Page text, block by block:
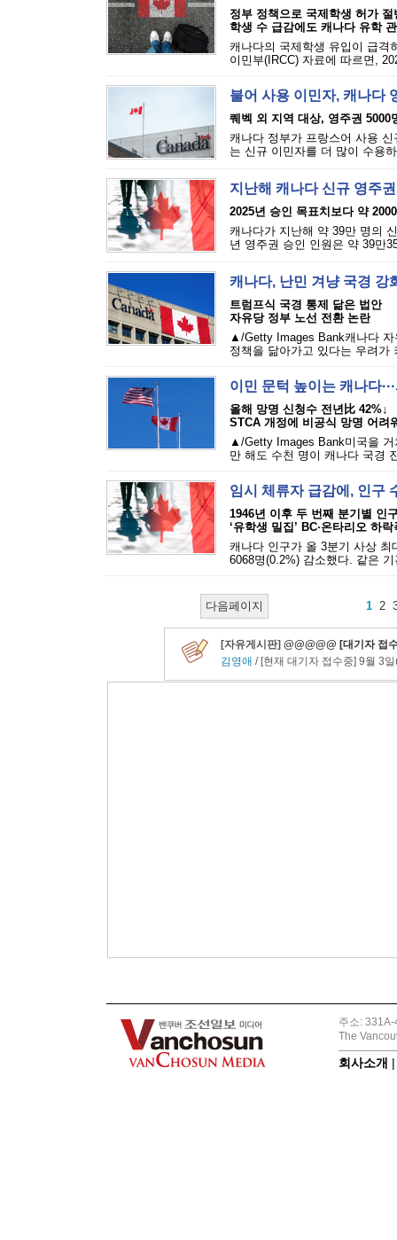
정부 정책으로 국제학생 허가
학생 수 급감에도 캐나다 유학
캐나다의 국제학생 유입이 급격
이민부(IRCC) 자료에 따르면,
불어 사용 이민자, 캐나다
퀘벡 외 지역 대상, 영주권 5000
캐나다 정부가 프랑스어 사용
는 신규 이민자를 더 많이 수용
지난해 캐나다 신규 영주
2025년 승인 목표치보다 약
캐나다가 지난해 약 39만 명의
년 영주권 승인 인원은 약 39만
캐나다, 난민 겨냥 국경 강
트럼프식 국경 통제 닮은 법안
자유당 정부 노선 전환 논란
▲/Getty Images Bank캐나다 자
정책을 닮아가고 있다는 우려
이민 문턱 높이는 캐나다
올해 망명 신청수 전년比 42%↓
STCA 개정에 비공식 망명 어려
▲/Getty Images Bank미국을 거
만 해도 수천 명이 캐나다 국경
임시 체류자 급감에, 인구
1946년 이후 두 번째 분기별 인
‘유학생 밀집’ BC·온타리오 하
캐나다 인구가 올 3분기 사상
6068명(0.2%) 감소했다. 같은
다음페이지 1 2
주소:
The
회사소개